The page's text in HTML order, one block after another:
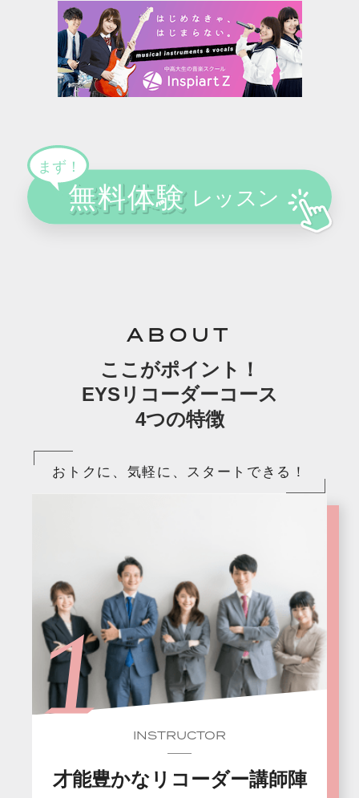
ABOUT
ここがポイント！
EYSリコーダーコース
4つの特徴
おトクに、気軽に、スタートできる！
INSTRUCTOR
才能豊かなリコーダー講師陣